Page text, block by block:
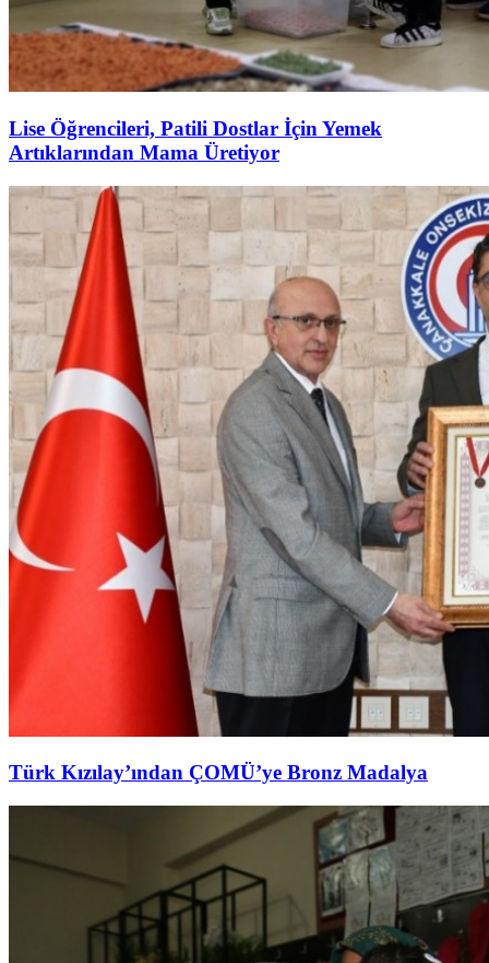
Lise Öğrencileri, Patili Dostlar İçin Yemek
Artıklarından Mama Üretiyor
Türk Kızılay’ından ÇOMÜ’ye Bronz Madalya